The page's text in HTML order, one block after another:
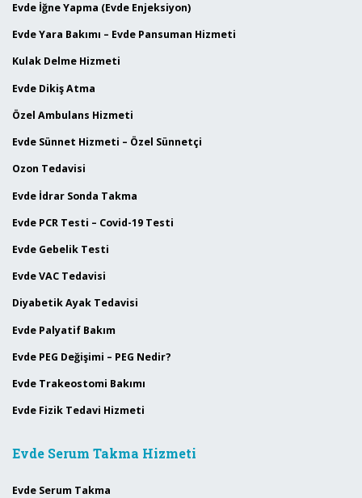
Evde İğne Yapma (Evde Enjeksiyon)
Evde Yara Bakımı – Evde Pansuman Hizmeti
Kulak Delme Hizmeti
Evde Dikiş Atma
Özel Ambulans Hizmeti
Evde Sünnet Hizmeti – Özel Sünnetçi
Ozon Tedavisi
Evde İdrar Sonda Takma
Evde PCR Testi – Covid-19 Testi
Evde Gebelik Testi
Evde VAC Tedavisi
Diyabetik Ayak Tedavisi
Evde Palyatif Bakım
Evde PEG Değişimi – PEG Nedir?
Evde Trakeostomi Bakımı
Evde Fizik Tedavi Hizmeti
Evde Serum Takma Hizmeti
Evde Serum Takma